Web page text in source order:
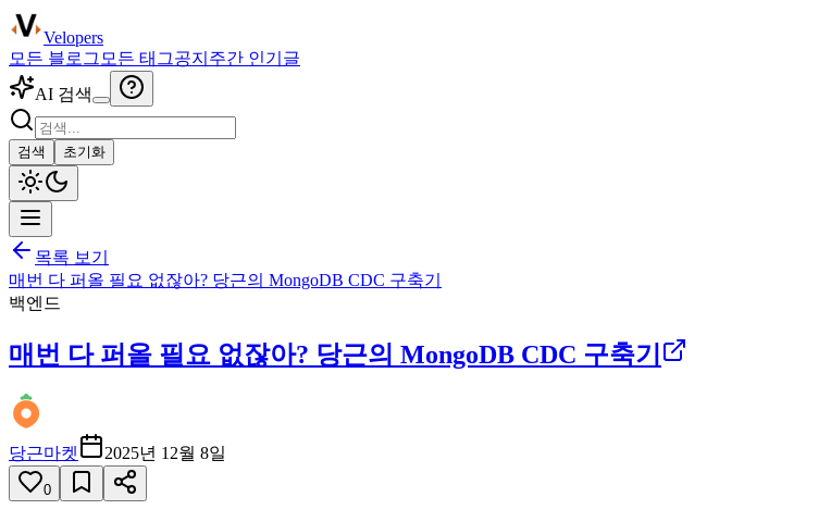
Velopers
모든 블로그 모든 태그공지 주간 인기글
AI 검색
검색 초기화
목록 보기
매번 다 퍼올 필요 없잖아? 당근의 MongoDB CDC 구축기
백엔드
매번 다 퍼올 필요 없잖아? 당근의 MongoDB CDC 구축기
당근마켓 2025년 12월 8일
0